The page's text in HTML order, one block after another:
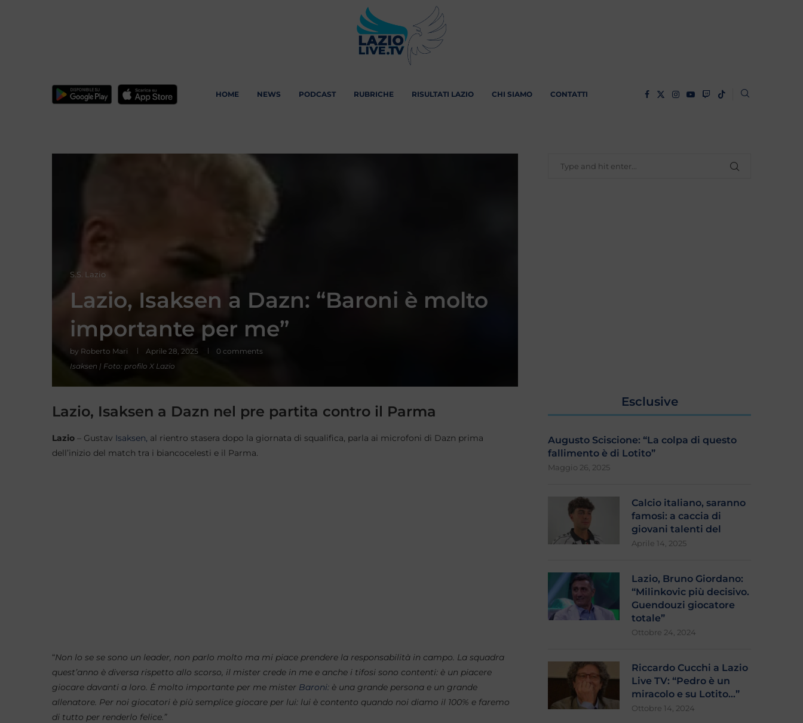
HOME NEWS PODCAST RUBRICHE RISULTATI LAZIO CHI SIAMO CONTATTI
S.S. Lazio
Lazio, Isaksen a Dazn: “Baroni è molto
importante per me”
by Roberto Mari Aprile 28, 2025
0 comments
Isaksen | Foto: profilo X Lazio
Lazio, Isaksen a Dazn nel pre partita contro il Parma
Lazio – Gustav Isaksen, al rientro stasera dopo la giornata di squalifica, parla ai microfoni di Dazn prima
dell’inizio del match tra i biancocelesti e il Parma.
“Non lo se se sono un leader, non parlo molto ma mi piace prendere la responsabilità in campo. La squadra
quest’anno è diversa rispetto allo scorso, il mister crede in me e anche i tifosi sono contenti: è un piacere
giocare davanti a loro. È molto importante per me mister Baroni: è una grande persona e un grande
allenatore. Per noi giocatori è più semplice giocare per lui: lui è contento quando noi diamo il 100% e faremo
di tutto per renderlo felice.”
Esclusive
Augusto Sciscione: “La colpa di questo
fallimento è di Lotito”
Maggio 26, 2025
Calcio italiano, saranno
famosi: a caccia di
giovani talenti del
Aprile 14, 2025
Lazio, Bruno Giordano:
“Milinkovic più decisivo.
Guendouzi giocatore
totale”
Ottobre 24, 2024
Riccardo Cucchi a Lazio
Live TV: “Pedro è un
miracolo e su Lotito…”
Ottobre 14, 2024